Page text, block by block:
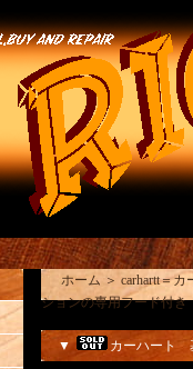
ホーム ＞ carhartt＝カ
ションの専用フード付き
▼ カーハート